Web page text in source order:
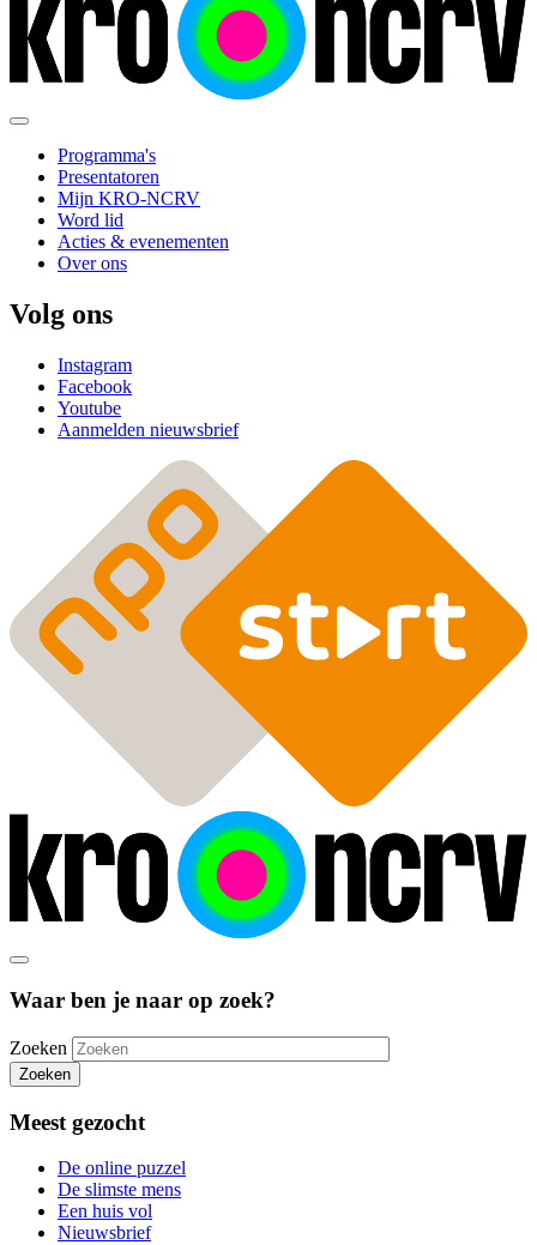
Programma's
Presentatoren
Mijn KRO-NCRV
Word lid
Acties & evenementen
Over ons
Volg ons
Instagram
Facebook
Youtube
Aanmelden nieuwsbrief
Waar ben je naar op zoek?
Zoeken
Zoeken
Meest gezocht
De online puzzel
De slimste mens
Een huis vol
Nieuwsbrief